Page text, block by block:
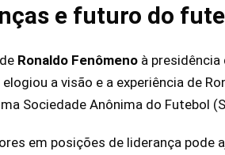
e futuro do
Ronaldo Fenômeno à presidência
a visão e a experiência de
Sociedade Anônima do Futebol
em posições de liderança pode